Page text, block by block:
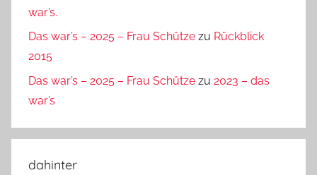
war’s.
Das war’s – 2025 – Frau Schütze zu Rückblick
2015
Das war’s – 2025 – Frau Schütze zu 2023 – das
war’s
dahinter